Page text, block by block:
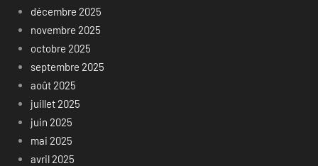
décembre 2025
novembre 2025
octobre 2025
septembre 2025
août 2025
juillet 2025
juin 2025
mai 2025
avril 2025